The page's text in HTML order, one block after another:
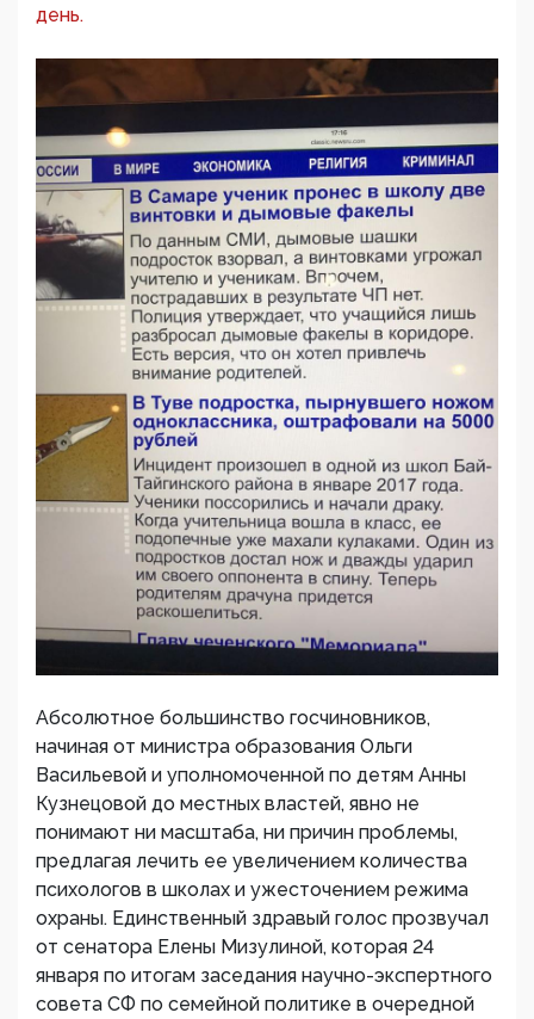
день.
Абсолютное большинство госчиновников,
начиная от министра образования Ольги
Васильевой и уполномоченной по детям Анны
Кузнецовой до местных властей, явно не
понимают ни масштаба, ни причин проблемы,
предлагая лечить ее увеличением количества
психологов в школах и ужесточением режима
охраны. Единственный здравый голос прозвучал
от сенатора Елены Мизулиной, которая 24
января по итогам заседания научно-экспертного
совета СФ по семейной политике в очередной